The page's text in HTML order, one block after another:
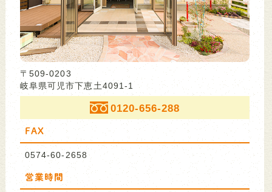
〒509-0203
岐阜県可児市下恵土4091-1
0120-656-288
FAX
0574-60-2658
営業時間